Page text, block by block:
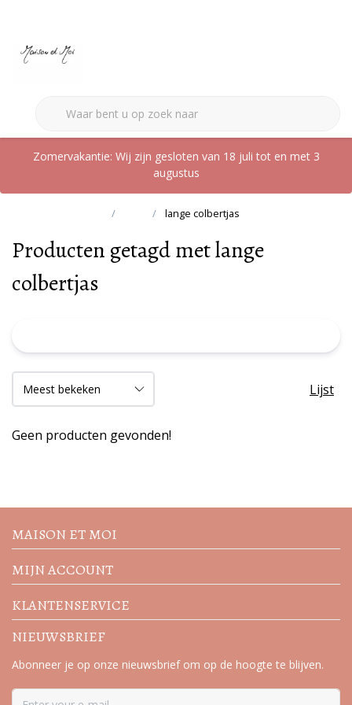
Zomervakantie: Wij zijn gesloten van 18 juli tot en met 3
augustus
lange colbertjas
Producten getagd met lange
colbertjas
Lijst
Geen producten gevonden!
acties
MAISON ET MOI
MIJN ACCOUNT
KLANTENSERVICE
NIEUWSBRIEF
Abonneer je op onze nieuwsbrief om op de hoogte te blijven.